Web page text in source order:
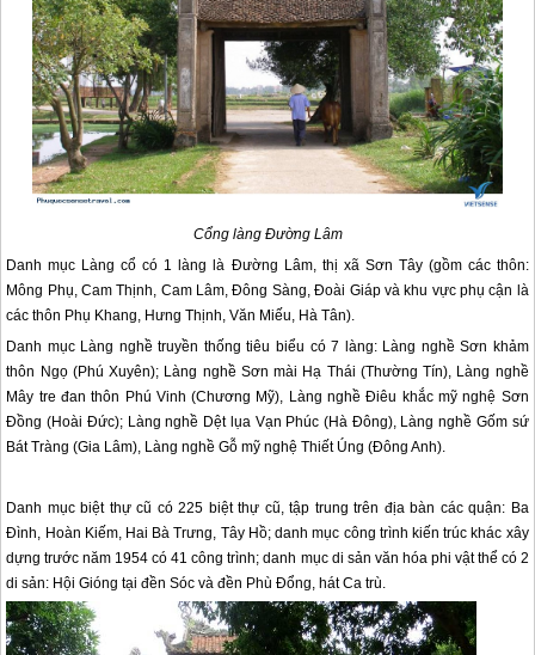
Cổng làng Đường Lâm
Danh mục Làng cổ có 1 làng là Đường Lâm, thị xã Sơn Tây (gồm các thôn:
Mông Phụ, Cam Thịnh, Cam Lâm, Đông Sàng, Đoài Giáp và khu vực phụ cận là
các thôn Phụ Khang, Hưng Thịnh, Văn Miếu, Hà Tân).
Danh mục Làng nghề truyền thống tiêu biểu có 7 làng: Làng nghề Sơn khảm
thôn Ngọ (Phú Xuyên); Làng nghề Sơn mài Hạ Thái (Thường Tín), Làng nghề
Mây tre đan thôn Phú Vinh (Chương Mỹ), Làng nghề Điêu khắc mỹ nghệ Sơn
Đồng (Hoài Đức); Làng nghề Dệt lụa Vạn Phúc (Hà Đông), Làng nghề Gốm sứ
Bát Tràng (Gia Lâm), Làng nghề Gỗ mỹ nghệ Thiết Úng (Đông Anh).
Danh mục biệt thự cũ có 225 biệt thự cũ, tập trung trên địa bàn các quận: Ba
Đình, Hoàn Kiếm, Hai Bà Trưng, Tây Hồ; danh mục công trình kiến trúc khác xây
dựng trước năm 1954 có 41 công trình; danh mục di sản văn hóa phi vật thể có 2
di sản: Hội Gióng tại đền Sóc và đền Phù Đổng, hát Ca trù.